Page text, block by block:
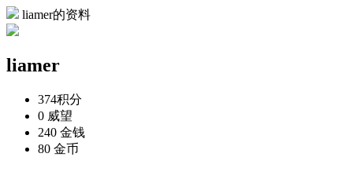
liamer的资料
liamer
374积分
0 威望
240 金钱
80 金币